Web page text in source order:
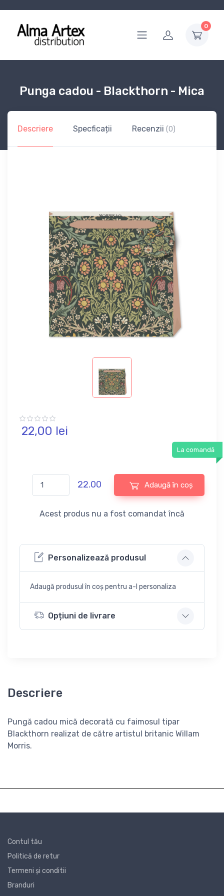
0
Punga cadou - Blackthorn - Mica
Descriere Specficații Recenzii (0)
22,00 lei
La comandă
22.00 Adaugă în coș
Acest produs nu a fost comandat încă
Personalizează produsul
Adaugă produsul în coș pentru a-l personaliza
Opțiuni de livrare
Descriere
Pungă cadou mică decorată cu faimosul tipar
Blackthorn realizat de către artistul britanic Willam
Morris.
Contul tău
Politică de retur
Termeni și conditii
Branduri